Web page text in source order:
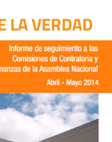
LA VERDAD